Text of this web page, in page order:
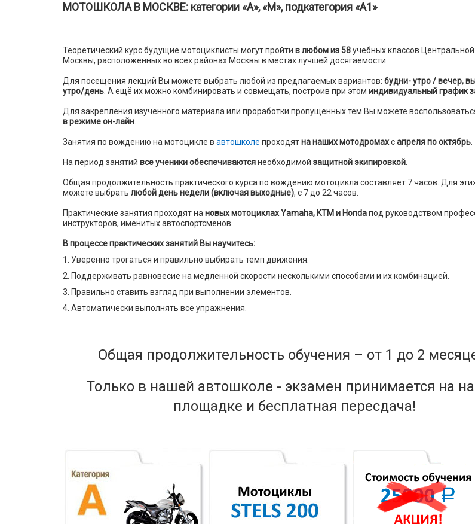
МОТОШКОЛА В МОСКВЕ: категории «А», «М», подкатегория «А1»
Теоретический курс будущие мотоциклисты могут пройти в любом из 58учебных классов
Москвы, расположенных во всех районах Москвы в местах лучшей досягаемости.
Для посещения лекций Вы можете выбрать любой из предлагаемых вариантов: будни- утро / вечер,
утро/день. А ещё их можно комбинировать и совмещать, построив при этом индивидуальный график
Для закрепления изученного материала или проработки пропущенных тем Вы можете
в режиме он-лайн.
Занятия по вождению на мотоцикле в автошколе проходятна наших мотодромахсапреля по октябрь.
На период занятий все ученики обеспечиваютсянеобходимой защитной экипировкой.
Общая продолжительность практического курса по вождению мотоцикла составляет 7 часов. Для
можете выбрать любой день недели (включая выходные), с 7 до 22 часов.
Практические занятия проходят нановых мотоциклах Yamaha, KTM и Hondaпод руководством
инструкторов, именитых автоспортсменов.
В процессе практических занятий Вы научитесь:
Уверенно трогаться и правильно выбирать темп движения.
Поддерживать равновесие на медленной скорости несколькими способами и их комбинацией.
Правильно ставить взгляд при выполнении элементов.
Автоматически выполнять все упражнения.
Общая продолжительность обучения – от 1 до 2
Только в нашей автошколе - экзамен принимается на
площадке и бесплатная пересдача!